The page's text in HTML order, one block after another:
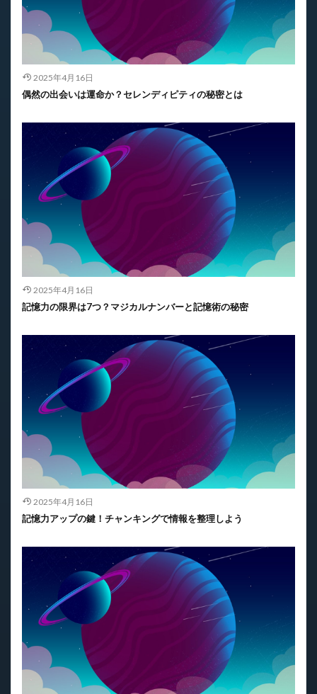
2025年4月16日
偶然の出会いは運命か？セレンディピティの秘密とは
2025年4月16日
記憶力の限界は7つ？マジカルナンバーと記憶術の秘密
2025年4月16日
記憶力アップの鍵！チャンキングで情報を整理しよう